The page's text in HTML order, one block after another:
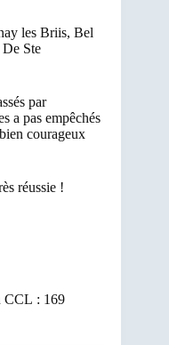
les Briis, Bel
Ste
par
a pas empêchés
courageux
réussie !
CCL : 169